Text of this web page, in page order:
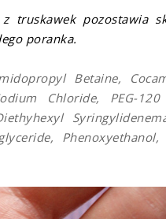
pozostawia
poranka.
Betaine,
Chloride, PEG-